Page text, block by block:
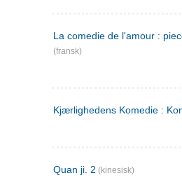
La comedie de l'amour :
(fransk)
Kjærlighedens Komedie :
Quan ji. 2 (kinesisk)